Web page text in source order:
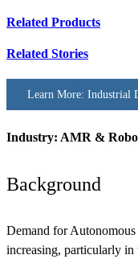
Related Products
Related Stories
Learn More: Industrial
Industry: AMR &
Background
Demand for
increasing, particularly in